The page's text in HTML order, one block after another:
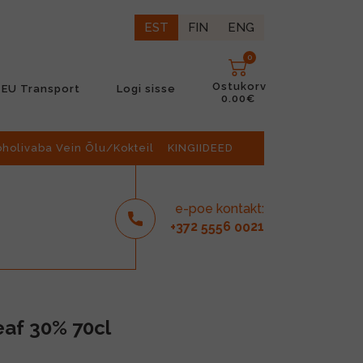
EST FIN ENG
EU Transport Logi sisse
0
Ostukorv
0.00€
Vein Õlu/Kokteil KINGIIDEED
e-poe kontakt:
+372 5556 0021
30% 70cl